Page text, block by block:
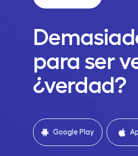
para ser
¿verdad?
Google Play